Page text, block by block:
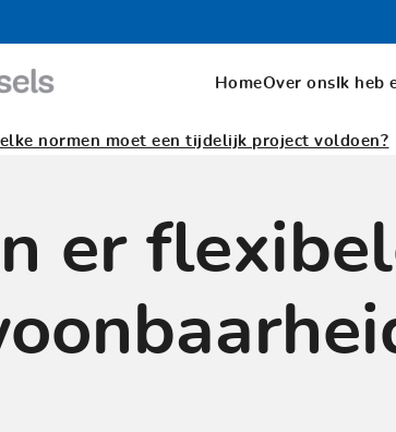
HomeOver onsIk heb
normen moet een tijdelijk project voldoen?
er